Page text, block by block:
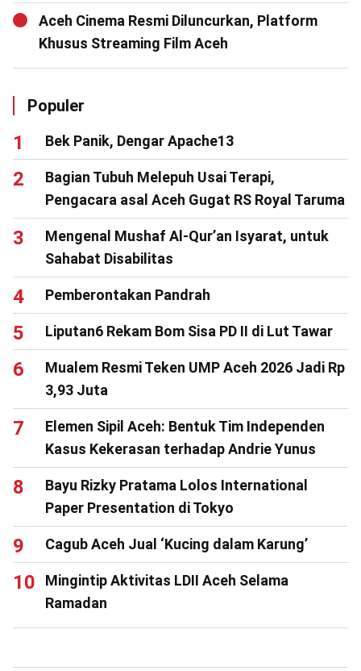
Aceh Cinema Resmi Diluncurkan, Platform
Khusus Streaming Film Aceh
Populer
Bek Panik, Dengar Apache13
Bagian Tubuh Melepuh Usai Terapi,
Pengacara asal Aceh Gugat RS Royal Taruma
Mengenal Mushaf Al-Qur’an Isyarat, untuk
Sahabat Disabilitas
Pemberontakan Pandrah
Liputan6 Rekam Bom Sisa PD II di Lut Tawar
Mualem Resmi Teken UMP Aceh 2026 Jadi Rp
3,93 Juta
Elemen Sipil Aceh: Bentuk Tim Independen
Kasus Kekerasan terhadap Andrie Yunus
Bayu Rizky Pratama Lolos International
Paper Presentation di Tokyo
Cagub Aceh Jual ‘Kucing dalam Karung’
Mingintip Aktivitas LDII Aceh Selama
Ramadan